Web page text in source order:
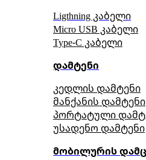
Ligthning კაბელი
Micro USB კაბელი
Type-C კაბელი
დამტენი
კედლის დამტენი
მანქანის დამტენი
პორტატული
უსადენო დამტენი
მობილურის